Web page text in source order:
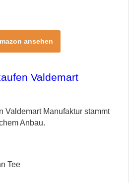
ansehen
Valdemart
Valdemart Manufaktur stammt
Anbau.
Tee